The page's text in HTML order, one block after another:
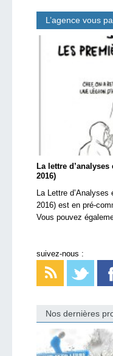
L’agence vous
La lettre
2016)
La Lettre
2016) est en pré-
Vous pouvez
suivez-nous :
Nos dernières